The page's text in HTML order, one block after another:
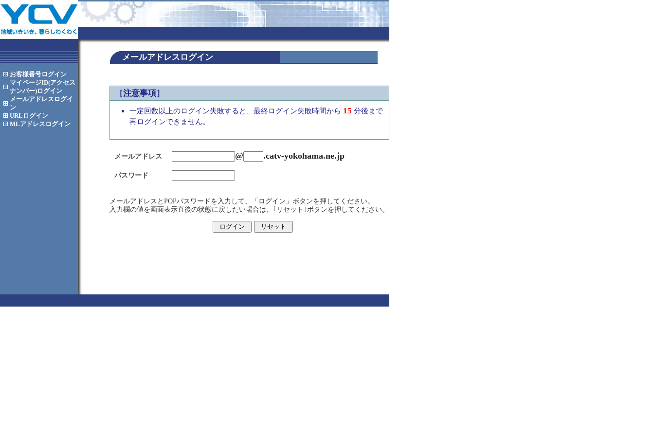
お客様番号ログイン
マイページID(アクセス
ナンバー)ログイン
メールアドレス ログイ
ン
URL ログイン
MLアドレス ログイン
メールアドレスログイン
［注意事項］
一定回数以上のログイン失敗すると、最終ログイン失敗時間から 15 分後まで
再ログインできません。
メールアドレス @ .catv-yokohama.ne.jp
パスワード
メールアドレスとPOPパスワードを入力して、「ログイン」ボタンを押してください。
入力欄の値を画面表示直後の状態に戻したい場合は、｢リセット｣ボタンを押してください。